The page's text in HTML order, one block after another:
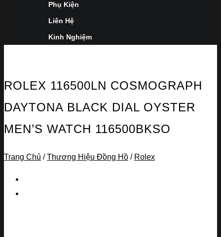
Phụ Kiện
Liên Hệ
Kinh Nghiệm
ROLEX 116500LN COSMOGRAPH
DAYTONA BLACK DIAL OYSTER
MEN’S WATCH 116500BKSO
Trang Chủ / Thương Hiệu Đồng Hồ / Rolex